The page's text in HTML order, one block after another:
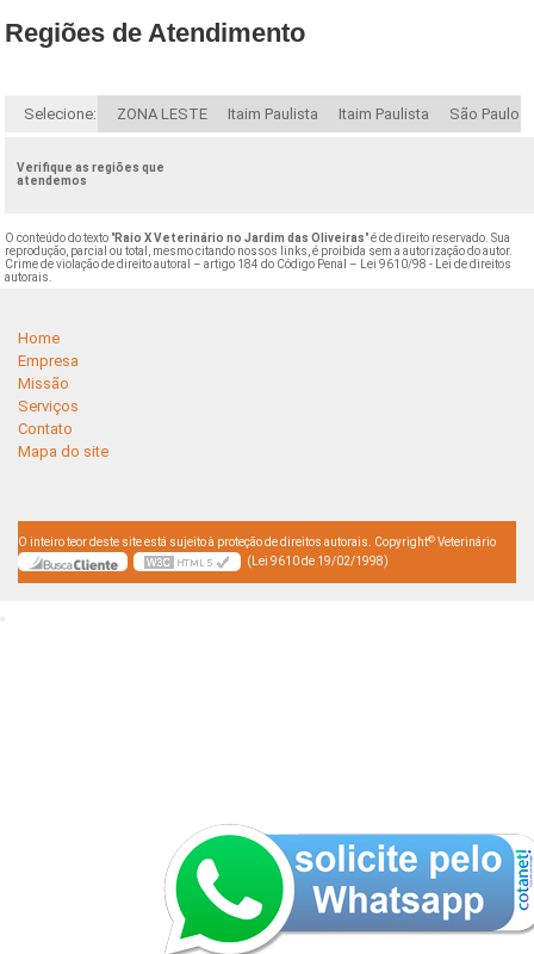
Regiões de Atendimento
Selecione: ZONA LESTE Itaim Paulista Itaim Paulista São Paulo
Verifique as regiões que
atendemos
O conteúdo do texto "Raio X Veterinário no Jardim das Oliveiras" é de direito reservado. Sua
reprodução, parcial ou total, mesmo citando nossos links, é proibida sem a autorização do autor.
Crime de violação de direito autoral – artigo 184 do Código Penal –
Lei 9610/98 - Lei de direitos
autorais
Home
Empresa
Missão
Serviços
Contato
Mapa do site
O inteiro teor deste site está sujeito à proteção de direitos autorais. Copyright© Veterinário
(Lei 9610 de 19/02/1998)